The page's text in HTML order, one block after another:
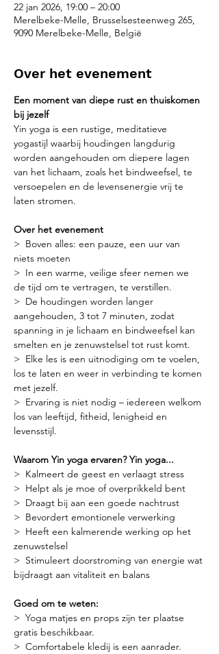
22 jan 2026, 19:00 – 20:00
Merelbeke-Melle, Brusselsesteenweg 265,
9090 Merelbeke-Melle, België
Over het evenement
Een moment van diepe rust en thuiskomen
bij jezelf
Yin yoga is een rustige, meditatieve
yogastijl waarbij houdingen langdurig
worden aangehouden om diepere lagen
van het lichaam, zoals het bindweefsel, te
versoepelen en de levensenergie vrij te
laten stromen.
Over het evenement
>  Boven alles: een pauze, een uur van
niets moeten
>  In een warme, veilige sfeer nemen we
de tijd om te vertragen, te verstillen.
>  De houdingen worden langer
aangehouden, 3 tot 7 minuten, zodat
spanning in je lichaam en bindweefsel kan
smelten en je zenuwstelsel tot rust komt.
>  Elke les is een uitnodiging om te voelen,
los te laten en weer in verbinding te komen
met jezelf.
>  Ervaring is niet nodig – iedereen welkom
los van leeftijd, fitheid, lenigheid en
levensstijl.
Waarom Yin yoga ervaren? Yin yoga...
>  Kalmeert de geest en verlaagt stress
>  Helpt als je moe of overprikkeld bent
>  Draagt bij aan een goede nachtrust
>  Bevordert emontionele verwerking
>  Heeft een kalmerende werking op het
zenuwstelsel
>  Stimuleert doorstroming van energie wat
bijdraagt aan vitaliteit en balans
Goed om te weten:
>  Yoga matjes en props zijn ter plaatse
gratis beschikbaar.
>  Comfortabele kledij is een aanrader.